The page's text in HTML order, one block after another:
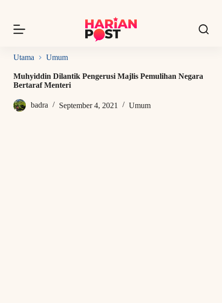
p
o
o
n
n
Utama Umum
Muhyiddin Dilantik Pengerusi Majlis Pemulihan Negara
Bertaraf Menteri
badra September 4, 2021 Umum